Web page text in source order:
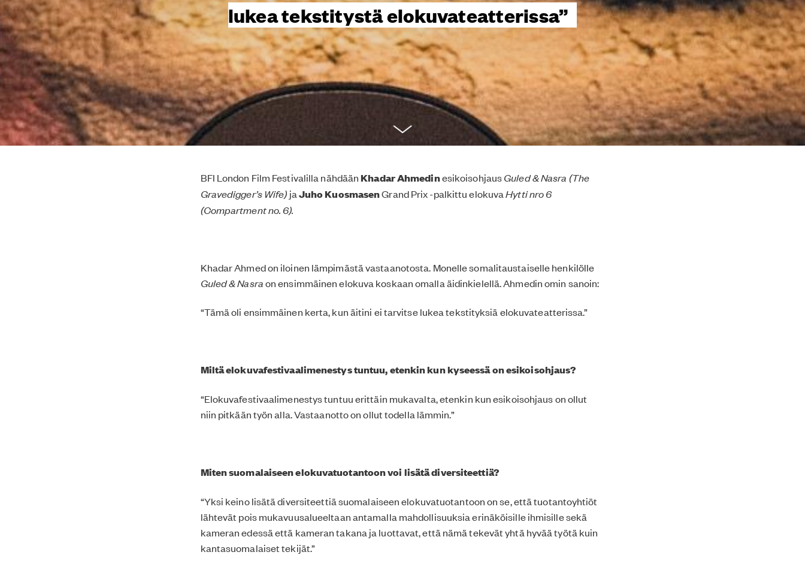
lukea tekstitystä elokuvateatterissa”
BFI London Film Festivalilla nähdäänKhadar AhmedinesikoisohjausGuled & Nasra (The
Gravedigger’s Wife) jaJuho KuosmasenGrand Prix -palkittu elokuvaHytti nro 6
(Compartment no. 6).
Khadar Ahmed on iloinen lämpimästä vastaanotosta. Monelle somalitaustaiselle henkilölle
Guled & Nasraon ensimmäinen elokuva koskaan omalla äidinkielellä. Ahmedin omin sanoin:
“Tämä oli ensimmäinen kerta, kun äitini ei tarvitse lukea tekstityksiä elokuvateatterissa.”
Miltä elokuvafestivaalimenestys tuntuu, etenkin kun kyseessä on esikoisohjaus?
“Elokuvafestivaalimenestys tuntuu erittäin mukavalta, etenkin kun esikoisohjaus on ollut
niin pitkään työn alla. Vastaanotto on ollut todella lämmin.”
Miten suomalaiseen elokuvatuotantoon voi lisätä diversiteettiä?
“Yksi keino lisätä diversiteettiä suomalaiseen elokuvatuotantoon on se, että tuotantoyhtiöt
lähtevät pois mukavuusalueeltaan antamalla mahdollisuuksia erinäköisille ihmisille sekä
kameran edessä että kameran takana ja luottavat, että nämä tekevät yhtä hyvää työtä kuin
kantasuomalaiset tekijät.”